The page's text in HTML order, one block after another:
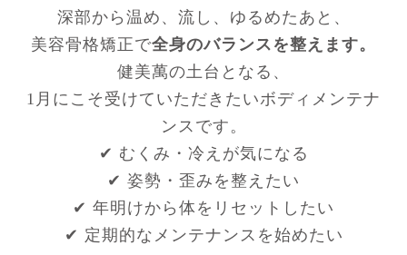
深部から温め、流し、ゆるめたあと、
美容骨格矯正で全身のバランスを整えます。
健美萬の土台となる、
1月にこそ受けていただきたいボディメンテナ
ンスです。
✔ むくみ・冷えが気になる
✔ 姿勢・歪みを整えたい
✔ 年明けから体をリセットしたい
✔ 定期的なメンテナンスを始めたい